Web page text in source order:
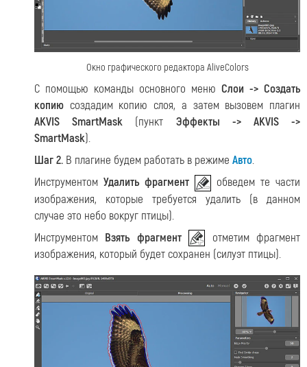
Окно графического редактора AliveColors
С помощью команды основного меню Слои -> Создать
копию создадим копию слоя, а затем вызовем плагин
AKVIS SmartMask (пункт Эффекты -> AKVIS ->
SmartMask).
Шаг 2. В плагине будем работать в режиме Авто.
Инструментом Удалить фрагмент
обведем те части
изображения, которые требуется удалить (в данном
случае это небо вокруг птицы).
Инструментом Взять фрагмент
отметим фрагмент
изображения, который будет сохранен (силуэт птицы).